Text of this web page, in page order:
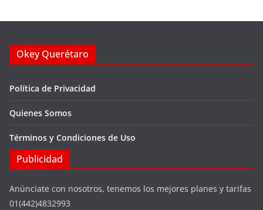
Okey Querétaro
Política de Privacidad
Quienes Somos
Términos y Condiciones de Uso
Publicidad
Anúnciate con nosotros, tenemos los mejores planes y tarifas
01(442)4832993